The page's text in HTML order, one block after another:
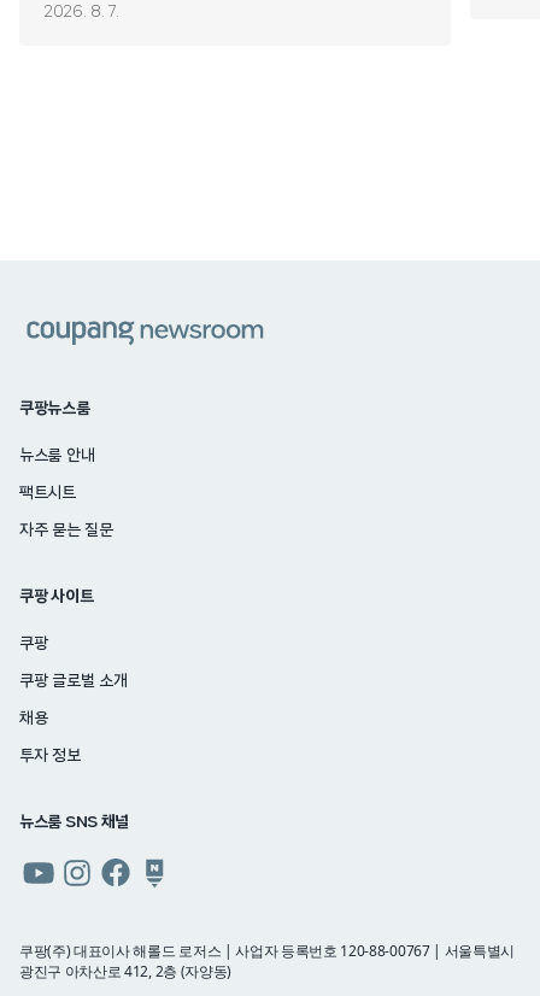
2026. 8. 7.
쿠팡뉴스룸
뉴스룸 안내
팩트시트
자주 묻는 질문
쿠팡 사이트
쿠팡
쿠팡 글로벌 소개
채용
투자 정보
뉴스룸 SNS 채널
유튜브인스타그램
페이스북네이버
블로그
쿠팡(주) 대표이사 해롤드 로저스 | 사업자 등록번호 120-88-00767 | 서울특별시
광진구 아차산로 412, 2층 (자양동)